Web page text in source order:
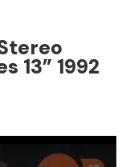
13” 1992